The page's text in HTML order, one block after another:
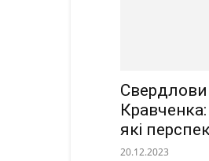
які
20.12.2023